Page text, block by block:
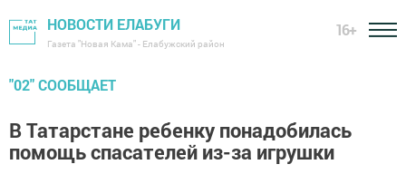
НОВОСТИ ЕЛАБУГИ
Газета "Новая Кама" - Елабужский район
16+
"02" СООБЩАЕТ
В Татарстане ребенку понадобилась
помощь спасателей из-за игрушки